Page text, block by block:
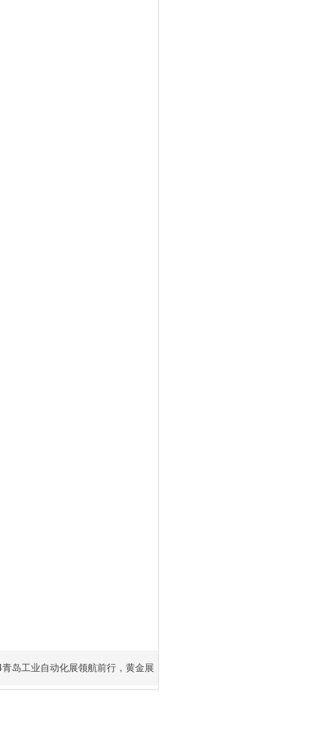
岛工业自动化展领航前行，黄金展